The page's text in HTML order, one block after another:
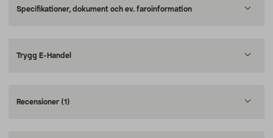
Specifikationer, dokument och ev. faroinformation
Trygg E-Handel
Recensioner (1)